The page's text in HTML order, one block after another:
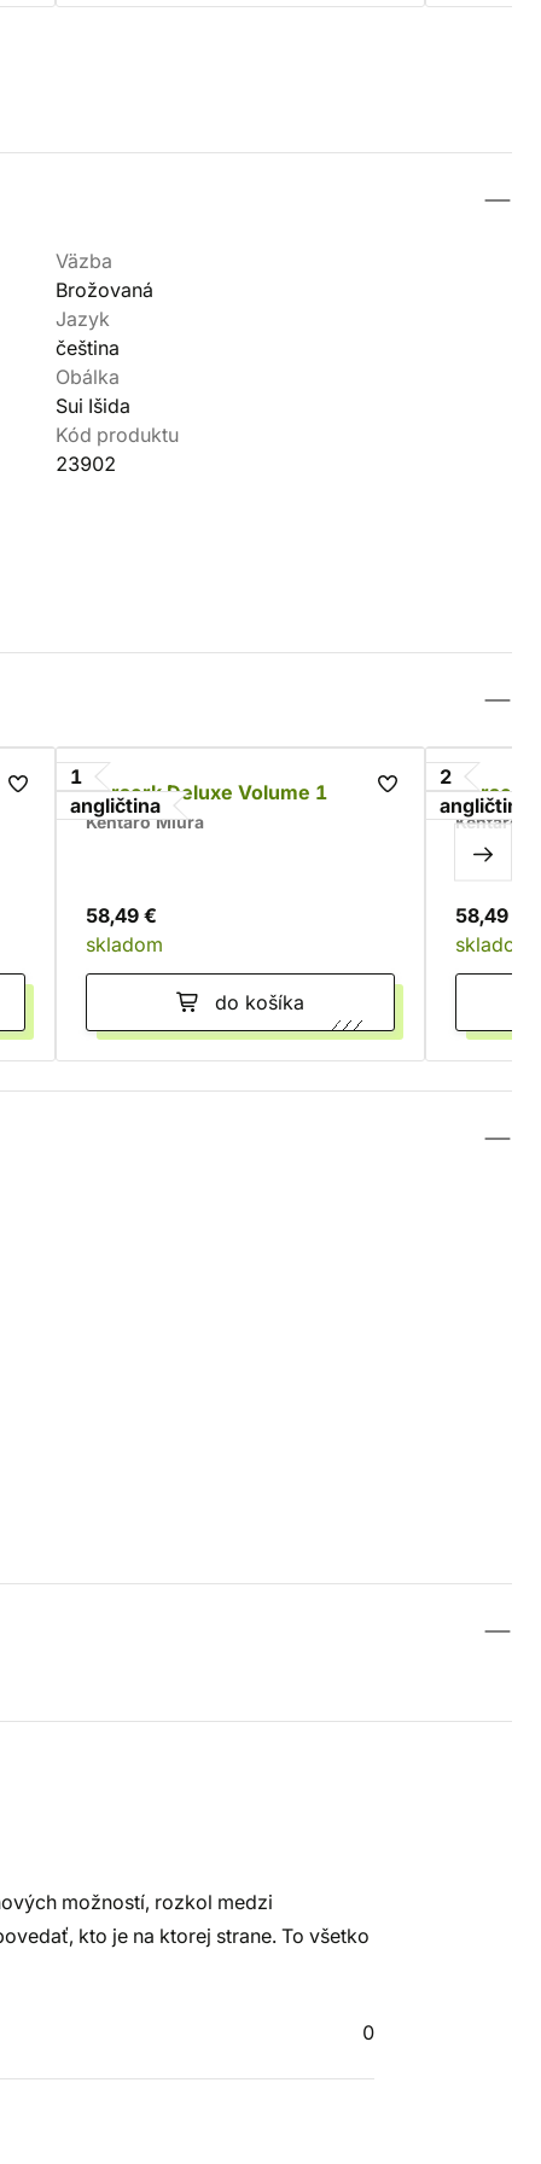
Väzba
Brožovaná
Jazyk
čeština
Obálka
Sui Išida
Kód produktu
23902
1
angličtina
Berserk Deluxe Volume 1
Kentaró Miura
58,49 €
skladom
do košíka
2
angličtina
Berserk
Kentaró
58,49 €
skladom
možností, rozkol medzi
kto je na ktorej strane. To všetko
0